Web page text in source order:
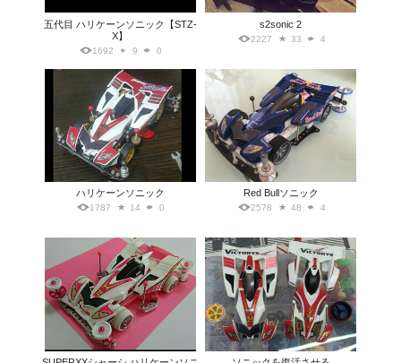
五代目 ハリケーンソニック【STZ-
X】
1692 9 0
s2sonic 2
2227 33 4
ハリケーンソニック
1787 14 0
Red Bullソニック
2578 48 4